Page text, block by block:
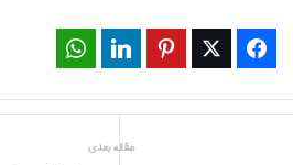
Facebook
Twitter
Pinterest
LinkedIn
مقاله بعدی